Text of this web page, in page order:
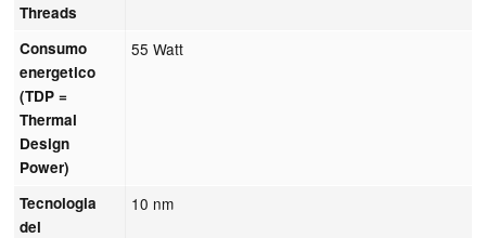
Threads
Consumo
energetico
(TDP =
Thermal
Design
Power)
55 Watt
Tecnologia
del
10 nm